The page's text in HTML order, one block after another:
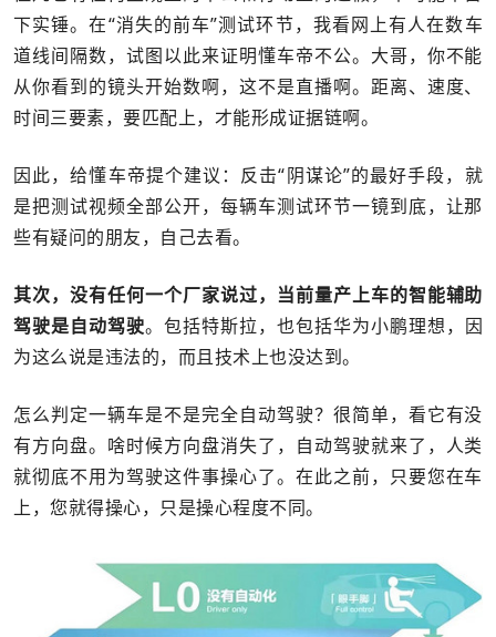
下实锤。在“消失的前车”测试环节，我看网上有人在数车
道线间隔数，试图以此来证明懂车帝不公。大哥，你不能
从你看到的镜头开始数啊，这不是直播啊。距离、速度、
时间三要素，要匹配上，才能形成证据链啊。
因此，给懂车帝提个建议：反击“阴谋论”的最好手段，就
是把测试视频全部公开，每辆车测试环节一镜到底，让那
些有疑问的朋友，自己去看。
其次，没有任何一个厂家说过，当前量产上车的智能辅助
驾驶是自动驾驶。包括特斯拉，也包括华为小鹏理想，因
为这么说是违法的，而且技术上也没达到。
怎么判定一辆车是不是完全自动驾驶？很简单，看它有没
有方向盘。啥时候方向盘消失了，自动驾驶就来了，人类
就彻底不用为驾驶这件事操心了。在此之前，只要您在车
上，您就得操心，只是操心程度不同。